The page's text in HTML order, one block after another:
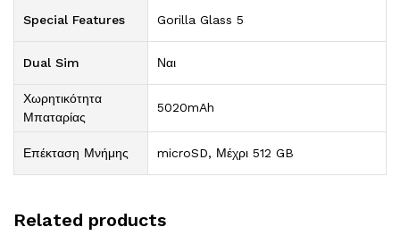
Special Features Gorilla Glass 5
Dual Sim Ναι
Χωρητικότητα
Μπαταρίας
5020mAh
Επέκταση Μνήμης microSD, Μέχρι 512 GB
Related products